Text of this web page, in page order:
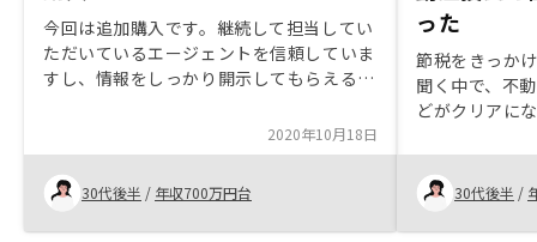
今回は追加購入です。継続して担当してい
ただいているエージェントを信頼していま
すし、情報をしっかり開示してもらえるの
です。いつもやみくもに勧められるわけで
はなく、欲しいと思う条件をお伝えしてお
くと適宜案内をもらえて、顧客が主体であ
る体制が気に入っています。特に私のエー
ジェントで気に入っているところは、質問
2020年10月18日
30代後半 / 年収700万円台
った
節税をきっか
聞く中で、不
どがクリアに
の事例（この
果があった、
どをより具体
30代後半 /